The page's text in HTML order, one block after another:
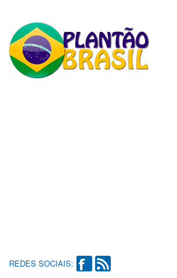
REDES SOCIAIS: